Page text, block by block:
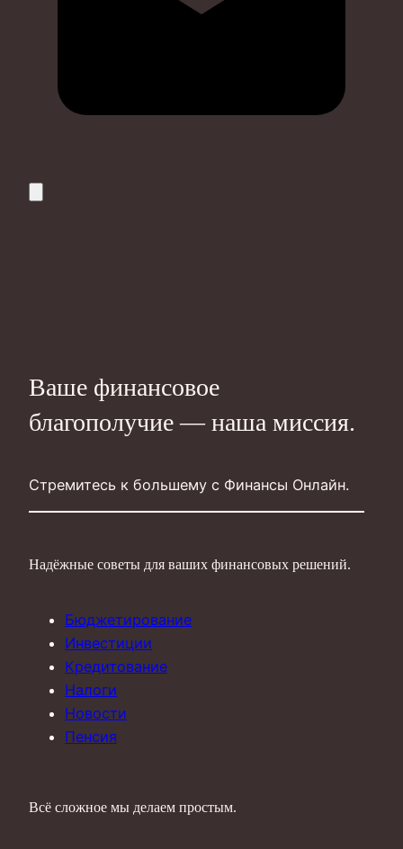
Ваше финансовое
благополучие — наша миссия.
Стремитесь к большему с Финансы Онлайн.
Надёжные советы для ваших финансовых решений.
Бюджетирование
Инвестиции
Кредитование
Налоги
Новости
Пенсия
Всё сложное мы делаем простым.